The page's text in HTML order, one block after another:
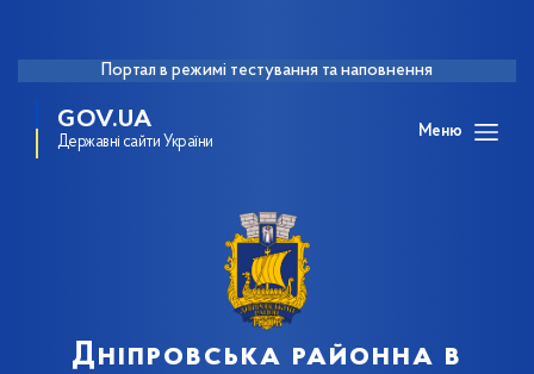
Портал в режимі тестування та наповнення
GOV.UA
Державні сайти України
Меню
Дніпровська районна в